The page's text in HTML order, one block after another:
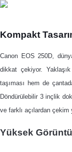
Kompakt
Canon EOS 250D,
dikkat çekiyor.
taşıması hem de
Döndürülebilir 3 inçlik
ve farklı açılardan
Yüksek